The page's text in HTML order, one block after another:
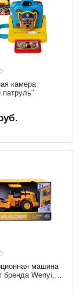
камера
машина
бренда Wenyi,